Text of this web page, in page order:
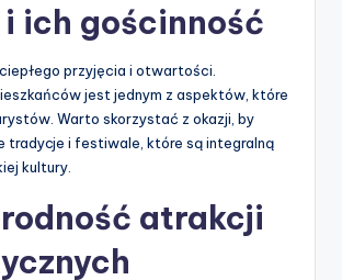
i ich gościnność
ciepłego przyjęcia i otwartości.
jest jednym z aspektów, które
Warto skorzystać z okazji, by
tradycje i festiwale, które są integralną
kultury.
atrakcji